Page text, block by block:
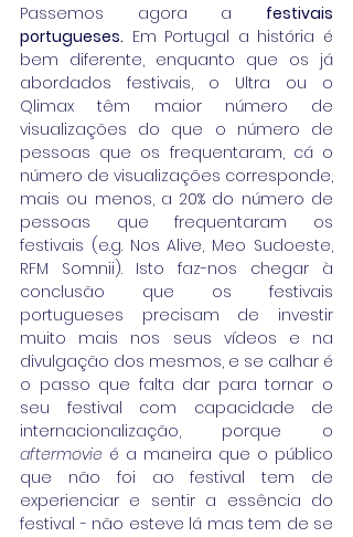
Passemos agora a festivais
portugueses. Em Portugal a história é
bem diferente, enquanto que os já
abordados festivais, o Ultra ou o
Qlimax têm maior número de
visualizações do que o número de
pessoas que os frequentaram, cá o
número de visualizações corresponde,
mais ou menos, a 20% do número de
pessoas que frequentaram os
festivais (e.g. Nos Alive, Meo Sudoeste,
RFM Somnii). Isto faz-nos chegar à
conclusão que os festivais
portugueses precisam de investir
muito mais nos seus vídeos e na
divulgação dos mesmos, e se calhar é
o passo que falta dar para tornar o
seu festival com capacidade de
aftermovie é a maneira que o público
que não foi ao festival tem de
experienciar e sentir a essência do
festival - não esteve lá mas tem de se